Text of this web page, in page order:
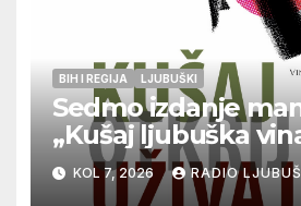
BIH I REGIJA LJUBUŠKI
Sedmo izdanje
„Kušaj ljubuška
vrhunska vina,
glazbu
KOL 7, 2026 RADIO